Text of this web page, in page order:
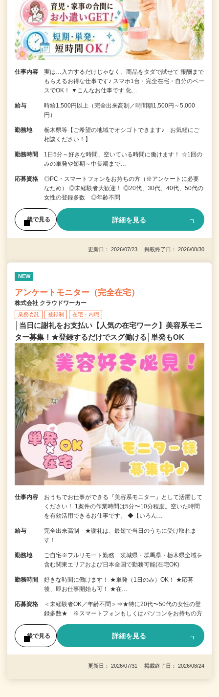
仕事内容
実は…入力するだけじゃなく、商品をタダで試せて 報酬まで
もらえるお得な仕事です♪ スマホ1台・完全在宅・自分のペー
スでOK！ ▼こんなお仕事です 化…
給与
時給1,500円以上（完全出来高制／時間額1,500円～5,000
円）
勤務地
栃木県等【ご希望の地域でオシゴトできます♪ お気軽にご
相談ください！】
勤務時間
1日5分～好きな時間、空いている時間に働けます！ ☆1回の
みの単発や短期～中長期まで…
応募資格
◎PC・スマートフォンをお持ちの方（※アンケートに必要
なため） ◎未経験者大歓迎！ ◎20代、30代、40代、50代の
女性の登録多数 ◎年齢不問
後で見る 詳細を見る
更新日： 2026/07/23 掲載終了日： 2026/08/30
NEW
アンケートモニター（完全在宅）
株式会社 クラウドワーカー
業務委託 登録制 在宅・内職
│当日に謝礼をお支払い【人気の在宅ワーク】美容系モニ
ター募集！★登録するだけでスグ働ける│単発もOK
仕事内容
おうちでお仕事ができる『美容系モニター』として活躍して
ください！ 1案件の作業時間は5分〜10分程度。空いた時間
を有効活用できるお仕事です。 ◆【いろん…
給与
完全出来高制 ★謝礼は、最短で当日のうちに受け取れま
す！
勤務地
ご自宅※フルリモート勤務 茨城県・群馬県・栃木県全域を
含む関東エリアおよび日本全国で勤務可能(在宅OK)
勤務時間
好きな時間に働けます！ ★単発（1日のみ）OK！ ★応募
後、即お仕事開始も可！ ★在…
応募資格
＜未経験者OK／年齢不問＞⇒★特に20代〜50代の女性の登
録多数★ ※スマートフォンもしくはパソコンをお持ちの方
後で見る 詳細を見る
更新日： 2026/07/31 掲載終了日： 2026/08/24